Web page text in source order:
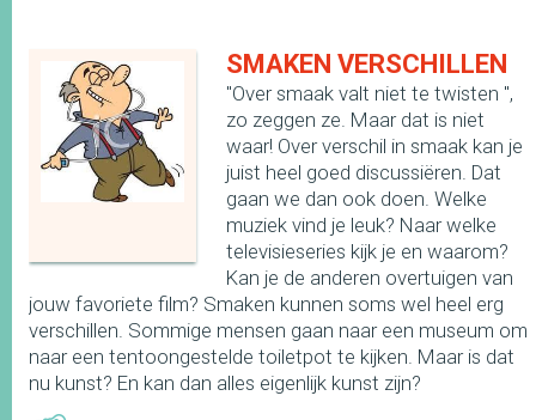
SMAKEN VERSCHILLEN
"Over smaak valt niet te twisten ",
zo zeggen ze. Maar dat is niet
waar! Over verschil in smaak kan je
juist heel goed discussiëren. Dat
gaan we dan ook doen. Welke
muziek vind je leuk? Naar welke
televisieseries kijk je en waarom?
Kan je de anderen overtuigen van
jouw favoriete film? Smaken kunnen soms wel heel erg
verschillen. Sommige mensen gaan naar een museum om
naar een tentoongestelde toiletpot te kijken. Maar is dat
nu kunst? En kan dan alles eigenlijk kunst zijn?